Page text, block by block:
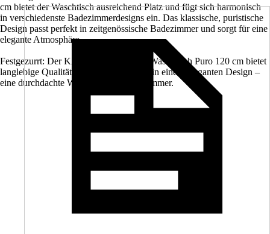
cm bietet der Waschtisch ausreichend Platz und fügt sich harmonisch
in verschiedenste Badezimmerdesigns ein. Das klassische, puristische
Design passt perfekt in zeitgenössische Badezimmer und sorgt für eine
elegante Atmosphäre.
Festgezurrt: Der KALDEWEI Doppel-Waschtisch Puro 120 cm bietet
langlebige Qualität und einfache Pflege in einem eleganten Design –
eine durchdachte Wahl für Dein Badezimmer.